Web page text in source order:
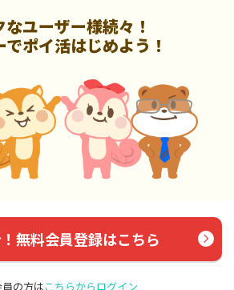
なユーザー様続々！
でポイ活はじめよう！
無料会員登録はこちら
の方はこちらからログイン